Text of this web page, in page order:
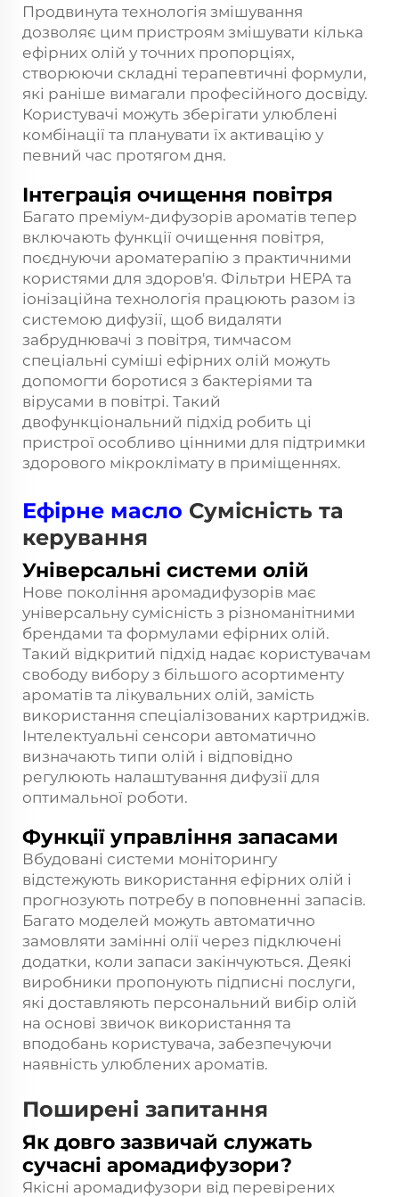
Продвинута технологія змішування
дозволяє цим пристроям змішувати кілька
ефірних олій у точних пропорціях,
створюючи складні терапевтичні формули,
які раніше вимагали професійного досвіду.
Користувачі можуть зберігати улюблені
комбінації та планувати їх активацію у
певний час протягом дня.
Інтеграція очищення повітря
Багато преміум-дифузорів ароматів тепер
включають функції очищення повітря,
поєднуючи ароматерапію з практичними
користями для здоров'я. Фільтри HEPA та
іонізаційна технологія працюють разом із
системою дифузії, щоб видаляти
забруднювачі з повітря, тимчасом
спеціальні суміші ефірних олій можуть
допомогти боротися з бактеріями та
вірусами в повітрі. Такий
двофункціональний підхід робить ці
пристрої особливо цінними для підтримки
здорового мікроклімату в приміщеннях.
Ефірне масло Сумісність та
керування
Універсальні системи олій
Нове покоління аромадифузорів має
універсальну сумісність з різноманітними
брендами та формулами ефірних олій.
Такий відкритий підхід надає користувачам
свободу вибору з більшого асортименту
ароматів та лікувальних олій, замість
використання спеціалізованих картриджів.
Інтелектуальні сенсори автоматично
визначають типи олій і відповідно
регулюють налаштування дифузії для
оптимальної роботи.
Функції управління запасами
Вбудовані системи моніторингу
відстежують використання ефірних олій і
прогнозують потребу в поповненні запасів.
Багато моделей можуть автоматично
замовляти замінні олії через підключені
додатки, коли запаси закінчуються. Деякі
виробники пропонують підписні послуги,
які доставляють персональний вибір олій
на основі звичок використання та
вподобань користувача, забезпечуючи
наявність улюблених ароматів.
Поширені запитання
Як довго зазвичай служать
сучасні аромадифузори?
Якісні аромадифузори від перевірених